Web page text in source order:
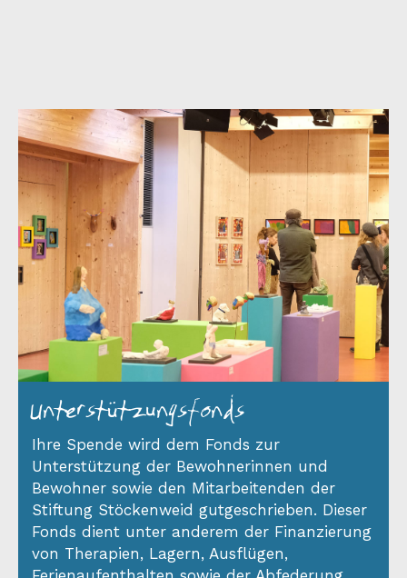
Unterstützungs­fonds
Ihre Spende wird dem Fonds zur
Unterstützung der Bewohnerinnen und
Bewohner sowie den Mitarbeitenden der
Stiftung Stöckenweid gutgeschrieben. Dieser
Fonds dient unter anderem der Finanzierung
von Therapien, Lagern, Ausflügen,